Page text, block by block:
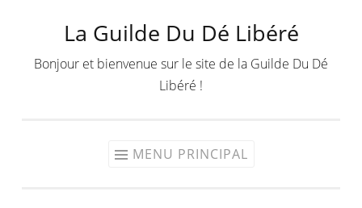
contenu
La Guilde Du Dé Libéré
Bonjour et bienvenue sur le site de la Guilde Du Dé
Libéré !
MENU PRINCIPAL